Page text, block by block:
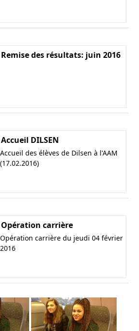
Remise des résultats: juin 2016
Accueil DILSEN
Accueil des élèves de Dilsen à l'AAM
(17.02.2016)
Opération carrière
Opération carrière du jeudi 04 février
2016